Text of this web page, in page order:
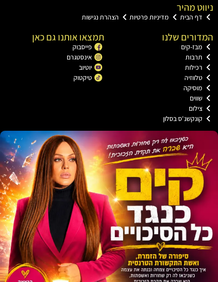
מהיר
הבית מדיניות פרטיות הצהרת נגישות
שלנו
קים
בסלון
תמצאו אותנו גם כאן
פייסבוק
אינסטגרם
יוטיוב
טיקטוק